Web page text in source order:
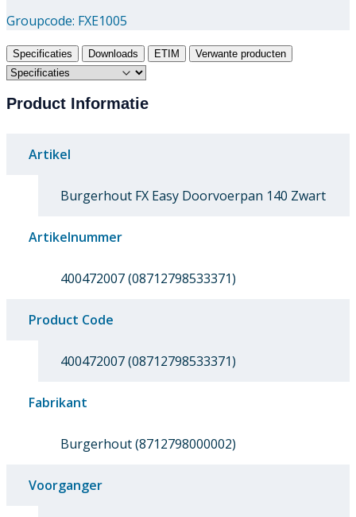
Groupcode: FXE1005
Specificaties Downloads ETIM Verwante producten
Product Informatie
Artikel
Burgerhout FX Easy Doorvoerpan 140 Zwart
Artikelnummer
400472007 (08712798533371)
Product Code
400472007 (08712798533371)
Fabrikant
Burgerhout (8712798000002)
Voorganger